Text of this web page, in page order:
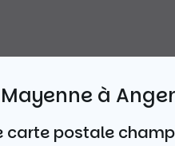
à
carte postale